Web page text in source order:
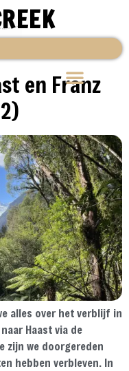
en Franz
alles over het verblijf in
Haast via de
zijn we doorgereden
hebben verbleven. In